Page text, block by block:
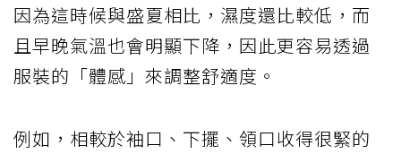
因為這時候與盛夏相比，濕度還比較低，而
且早晚氣溫也會明顯下降，因此更容易透過
服裝的「體感」來調整舒適度。
例如，相較於袖口、下擺、領口收得很緊的